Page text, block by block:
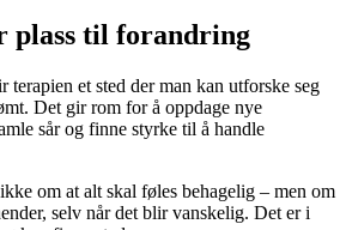
plass til forandring
terapien et sted der man kan utforske seg
Det gir rom for å oppdage nye
sår og finne styrke til å handle
om at alt skal føles behagelig – men om
selv når det blir vanskelig. Det er i